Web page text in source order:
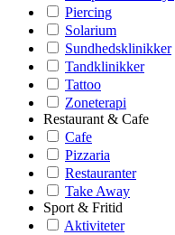
Piercing
Solarium
Sundhedsklinikker
Tandklinikker
Tattoo
Zoneterapi
Restaurant & Cafe
Cafe
Pizzaria
Restauranter
Take Away
Sport & Fritid
Aktiviteter